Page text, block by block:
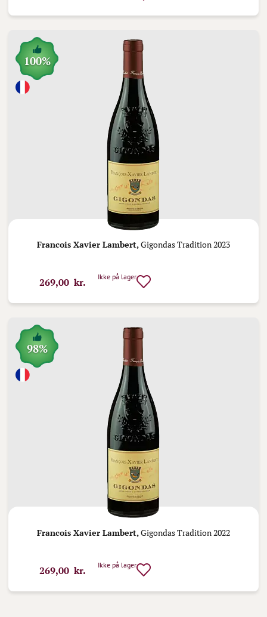
100%
Francois Xavier Lambert,Gigondas Tradition 2023
269,00 kr. Ikke på lager
98%
Francois Xavier Lambert, Gigondas Tradition 2022
269,00 kr. Ikke på lager